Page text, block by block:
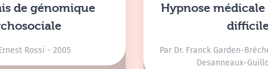
de génomique
Rossi - 2005
Hypnose
Par Dr. Franck Garden-
Desanneaux-